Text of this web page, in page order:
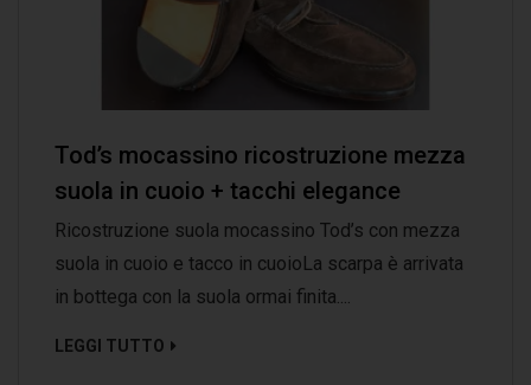
Tod’s mocassino ricostruzione mezza
suola in cuoio + tacchi elegance
Ricostruzione suola mocassino Tod’s con mezza
suola in cuoio e tacco in cuoioLa scarpa è arrivata
in bottega con la suola ormai finita....
LEGGI TUTTO